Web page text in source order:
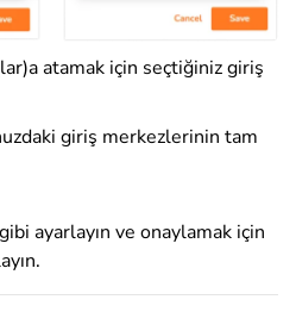
atamak için seçtiğiniz giriş
giriş merkezlerinin tam
ayarlayın ve onaylamak için